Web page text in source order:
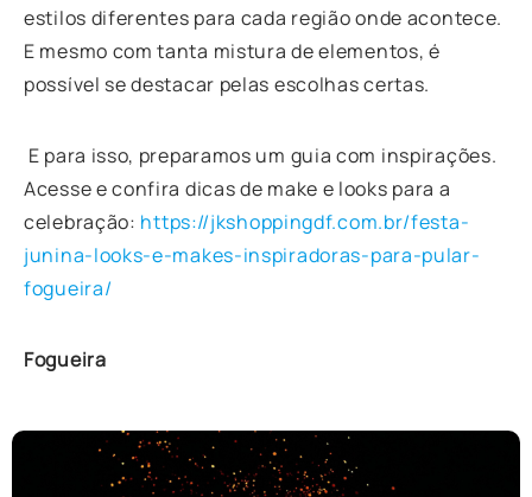
estilos diferentes para cada região onde acontece.
E mesmo com tanta mistura de elementos, é
possível se destacar pelas escolhas certas.
E para isso, preparamos um guia com inspirações.
Acesse e confira dicas de make e looks para a
celebração: https://jkshoppingdf.com.br/festa-
junina-looks-e-makes-inspiradoras-para-pular-
fogueira/
Fogueira